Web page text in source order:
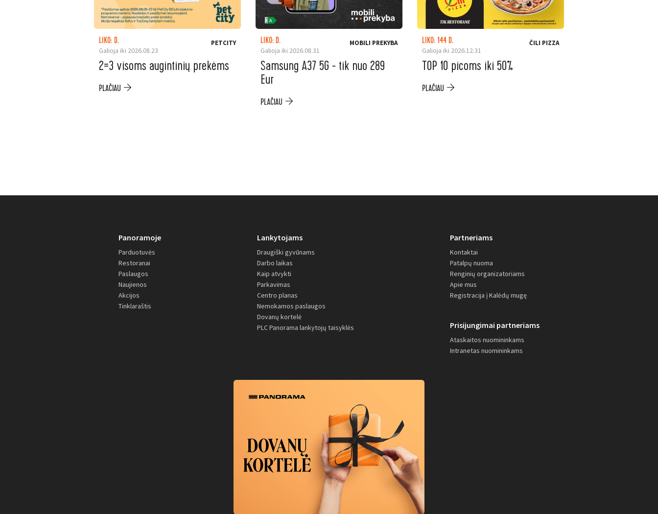
LIKO: D.
Galioja iki 2026.08.23
PETCITY
2=3 visoms augintinių prekėms
PLAČIAU
LIKO: D.
Galioja iki 2026.08.31
MOBILI PREKYBA
Samsung A37 5G - tik nuo 289
Eur
PLAČIAU
LIKO: 144 D.
Galioja iki 2026.12.31
ČILI PIZZA
TOP 10 picoms iki 50%
PLAČIAU
Panoramoje
Parduotuvės
Restoranai
Paslaugos
Naujienos
Akcijos
Tinklaraštis
Lankytojams
Draugiški gyvūnams
Darbo laikas
Kaip atvykti
Parkavimas
Centro planas
Nemokamos paslaugos
Dovanų kortelė
PLC Panorama lankytojų taisyklės
Partneriams
Kontaktai
Patalpų nuoma
Renginių organizatoriams
Apie mus
Registracija į Kalėdų mugę
Prisijungimai partneriams
Ataskaitos nuomininkams
Intranetas nuomininkams